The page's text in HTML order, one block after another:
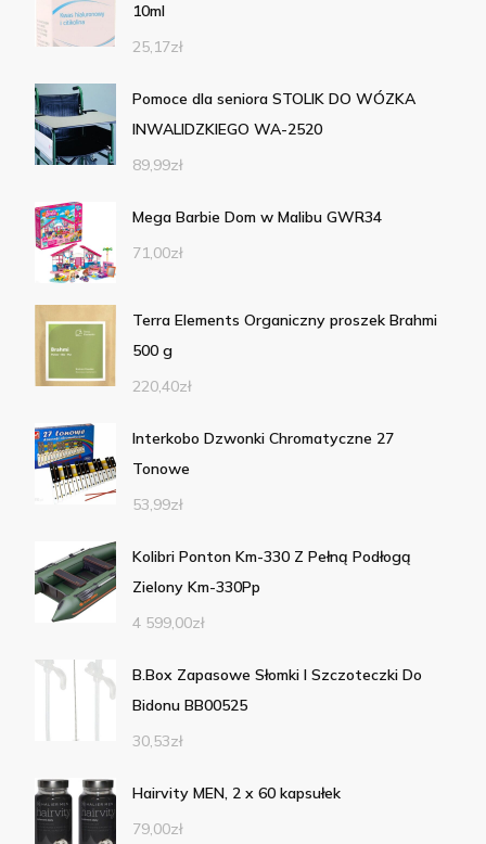
10ml
25,17zł
Pomoce dla seniora STOLIK DO WÓZKA
INWALIDZKIEGO WA-2520
89,99zł
Mega Barbie Dom w Malibu GWR34
71,00zł
Terra Elements Organiczny proszek Brahmi
500 g
220,40zł
Interkobo Dzwonki Chromatyczne 27
Tonowe
53,99zł
Kolibri Ponton Km-330 Z Pełną Podłogą
Zielony Km-330Pp
4 599,00zł
B.Box Zapasowe Słomki I Szczoteczki Do
Bidonu BB00525
30,53zł
Hairvity MEN, 2 x 60 kapsułek
79,00zł